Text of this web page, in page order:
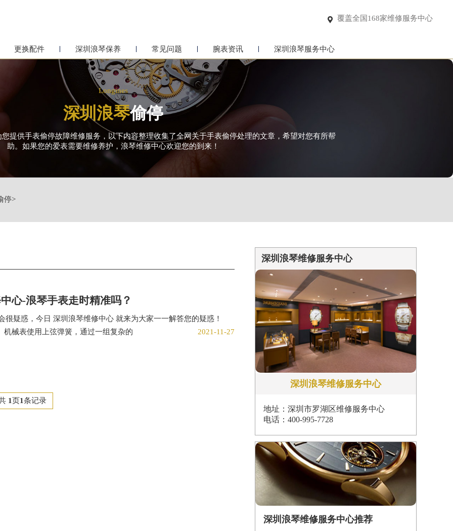
 覆盖全国168家维修服务中心
更换配件 深圳浪琴保养 常见问题 腕表资讯 深圳浪琴服务中心
Longines
深圳浪琴偷停
提供手表偷停故障维修服务，以下内容整理收集了全网关于手表偷停处理的文章，希望对您有所帮
助。如果您的爱表需要维修养护，浪琴维修中心欢迎您的到来！
停>
心-浪琴手表走时精准吗？
很疑惑，今日 深圳浪琴维修中心 就来为大家一一解答您的疑惑！
机械表使用上弦弹簧，通过一组复杂的
2021-11-27
1页1条记录
深圳浪琴维修服务中心
深圳浪琴维修服务中心
地址：深圳市罗湖区维修服务中心
电话：400-995-7728
深圳浪琴维修服务中心推荐